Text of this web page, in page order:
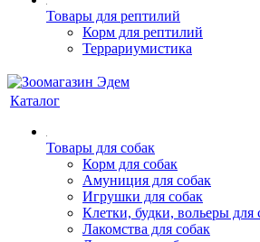
Товары для рептилий
Корм для рептилий
Террариумистика
Каталог
Товары для собак
Корм для собак
Амуниция для собак
Игрушки для собак
Клетки, будки, вольеры для
Лакомства для собак